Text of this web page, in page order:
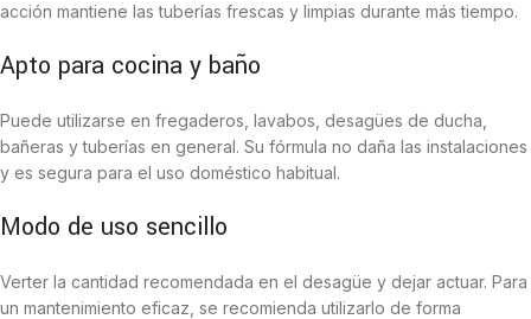
acción mantiene las tuberías frescas y limpias durante más tiempo.
Apto para cocina y baño
Puede utilizarse en fregaderos, lavabos, desagües de ducha,
bañeras y tuberías en general. Su fórmula no daña las instalaciones
y es segura para el uso doméstico habitual.
Modo de uso sencillo
Verter la cantidad recomendada en el desagüe y dejar actuar. Para
un mantenimiento eficaz, se recomienda utilizarlo de forma